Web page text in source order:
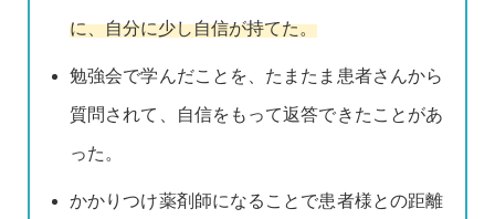
に、自分に少し自信が持てた。
勉強会で学んだことを、たまたま患者さんから
質問されて、自信をもって返答できたことがあ
った。
かかりつけ薬剤師になることで患者様との距離